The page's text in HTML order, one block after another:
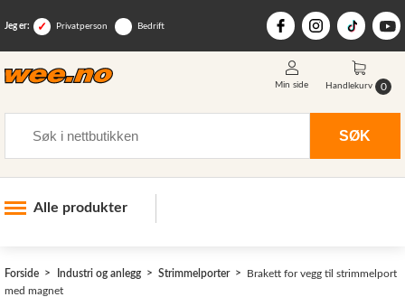
Jeg er: Privatperson Bedrift
SØK
Min side Handlekurv 0
Alle produkter
Skogsutstyr
Forside Industri og anlegg Strimmelporter
Brakett for vegg til strimmelport
med magnet